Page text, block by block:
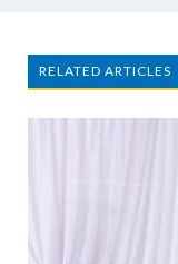
RELATED ARTICLES